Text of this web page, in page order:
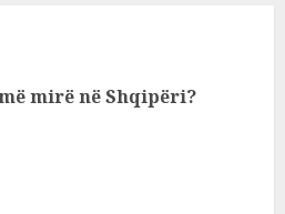
mirë në Shqipëri?